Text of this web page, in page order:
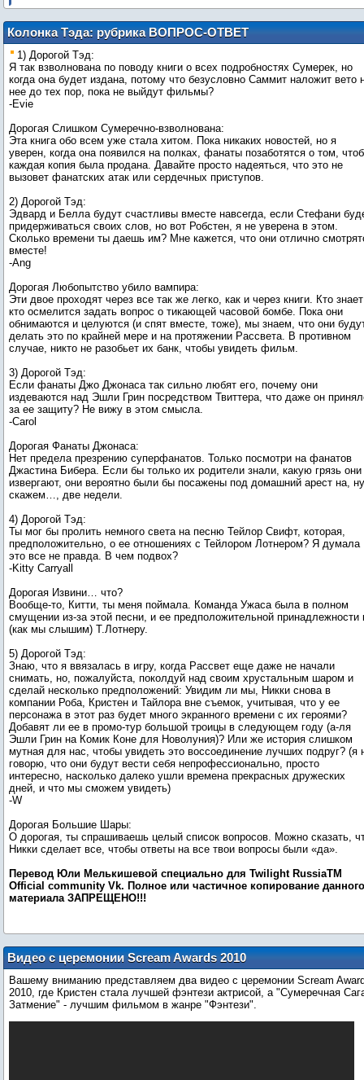
Колонка Тэда: рубрика ВОПРОС-ОТВЕТ
1) Дорогой Тэд:
Я так взволнована по поводу книги о всех подробностях Сумерек, но
когда она будет издана, потому что безусловно Саммит наложит вето
нее до тех пор, пока не выйдут фильмы?
-Evie
Дорогая Слишком Сумеречно-взволнована:
Эта книга обо всем уже стала хитом. Пока никаких новостей, но я
уверен, когда она появился на полках, фанаты позаботятся о том,
каждая копия была продана. Давайте просто надеяться, что это не
вызовет фанатских атак или сердечных приступов.
2) Дорогой Тэд:
Эдвард и Белла будут счастливы вместе навсегда, если Стефани
придерживаться своих слов, но вот Робстен, я не уверена в этом.
Сколько времени ты даешь им? Мне кажется, что они отлично
вместе!
-Ang
Дорогая Любопытство убило вампира:
Эти двое проходят через все так же легко, как и через книги. Кто
кто осмелится задать вопрос о тикающей часовой бомбе. Пока они
обнимаются и целуются (и спят вместе, тоже), мы знаем, что они
делать это по крайней мере и на протяжении Рассвета. В противном
случае, никто не разобьет их банк, чтобы увидеть фильм.
3) Дорогой Тэд:
Если фанаты Джо Джонаса так сильно любят его, почему они
издеваются над Эшли Грин посредством Твиттера, что даже он
за ее защиту? Не вижу в этом смысла.
-Carol
Дорогая Фанаты Джонаса:
Нет предела презрению суперфанатов. Только посмотри на фанатов
Джастина Бибера. Если бы только их родители знали, какую грязь они
извергают, они вероятно были бы посажены под домашний арест на, ну
скажем…, две недели.
4) Дорогой Тэд:
Ты мог бы пролить немного света на песню Тейлор Свифт, которая,
предположительно, о ее отношениях с Тейлором Лотнером? Я думала
это все не правда. В чем подвох?
-Kitty Carryall
Дорогая Извини… что?
Вообще-то, Китти, ты меня поймала. Команда Ужаса была в полном
смущении из-за этой песни, и ее предположительной принадлежности
(как мы слышим) Т.Лотнеру.
5) Дорогой Тэд:
Знаю, что я ввязалась в игру, когда Рассвет еще даже не начали
снимать, но, пожалуйста, поколдуй над своим хрустальным шаром и
сделай несколько предположений: Увидим ли мы, Никки снова в
компании Роба, Кристен и Тайлора вне съемок, учитывая, что у ее
персонажа в этот раз будет много экранного времени с их героями?
Добавят ли ее в промо-тур большой троицы в следующем году (а-ля
Эшли Грин на Комик Коне для Новолуния)? Или же история слишком
мутная для нас, чтобы увидеть это воссоединение лучших подруг? (я
говорю, что они будут вести себя непрофессионально, просто
интересно, насколько далеко ушли времена прекрасных дружеских
дней, и что мы сможем увидеть)
-W
Дорогая Большие Шары:
О дорогая, ты спрашиваешь целый список вопросов. Можно сказать,
Никки сделает все, чтобы ответы на все твои вопросы были «да».
Перевод Юли Мелькишевой специально для Twilight RussiaTM
Оfficial community Vk. Пoлнoe или чacтичнoe кoпиpoвaниe дaннoгo
мaтepиaлa ЗАПРЕЩЕНО!!!
Видео с церемонии Scream Awards 2010
Вашему вниманию представляем два видео с церемонии Scream
2010, где Кристен стала лучшей фэнтези актрисой, а "Сумеречная